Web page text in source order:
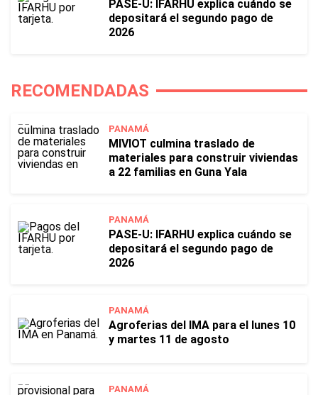
PASE-U: IFARHU explica cuándo se
depositará el segundo pago de
2026
RECOMENDADAS
PANAMÁ
MIVIOT culmina traslado de
materiales para construir viviendas
a 22 familias en Guna Yala
PANAMÁ
PASE-U: IFARHU explica cuándo se
depositará el segundo pago de
2026
PANAMÁ
Agroferias del IMA para el lunes 10
y martes 11 de agosto
PANAMÁ